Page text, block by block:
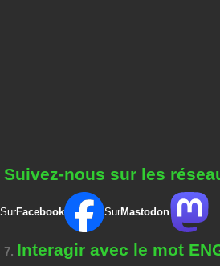
Suivez-nous sur les
SurFacebook SurMastodon
7. Interagir avec le mot